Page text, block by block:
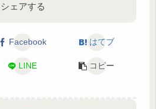
シェアする
Facebook はてブ
LINE コピー